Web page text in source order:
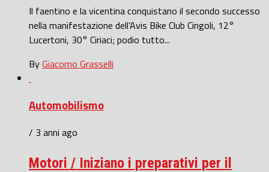
Il faentino e la vicentina conquistano il secondo successo
nella manifestazione dell’Avis Bike Club Cingoli, 12°
Lucertoni, 30° Ciriaci; podio tutto...
ByGiacomo Grasselli
Automobilismo
/ 3 anni ago
Motori / Iniziano i preparativi per il